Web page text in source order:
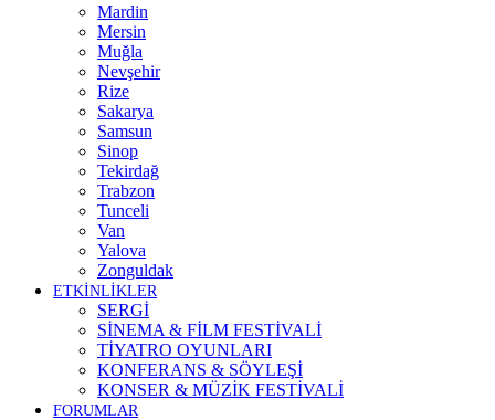
Mardin
Mersin
Muğla
Nevşehir
Rize
Sakarya
Samsun
Sinop
Tekirdağ
Trabzon
Tunceli
Van
Yalova
Zonguldak
ETKİNLİKLER
SERGİ
SİNEMA & FİLM FESTİVALİ
TİYATRO OYUNLARI
KONFERANS & SÖYLEŞİ
KONSER & MÜZİK FESTİVALİ
FORUMLAR